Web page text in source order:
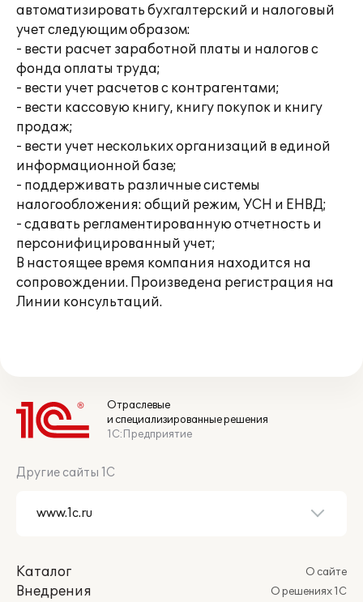
автоматизировать бухгалтерский и налоговый
учет следующим образом:
- вести расчет заработной платы и налогов с
фонда оплаты труда;
- вести учет расчетов с контрагентами;
- вести кассовую книгу, книгу покупок и книгу
продаж;
- вести учет нескольких организаций в единой
информационной базе;
- поддерживать различные системы
налогообложения: общий режим, УСН и ЕНВД;
- сдавать регламентированную отчетность и
персонифицированный учет;
В настоящее время компания находится на
сопровождении. Произведена регистрация на
Линии консультаций.
Отраслевые
и специализированные решения
1С:Предприятие
Другие сайты 1С
Каталог
Внедрения
О сайте
О решениях 1С